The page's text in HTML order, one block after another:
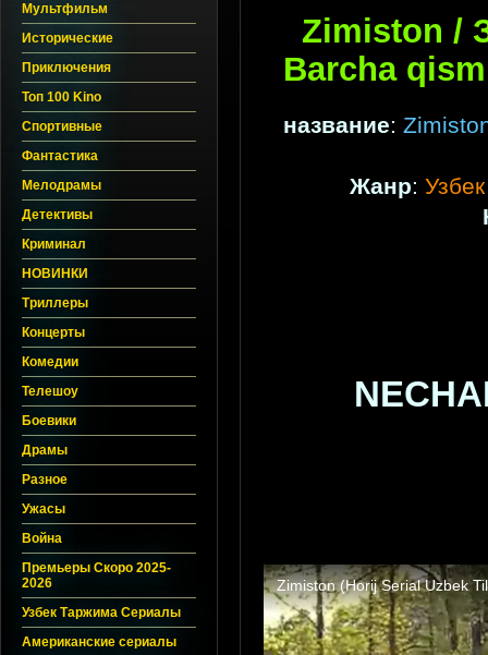
Мультфильм
Исторические
Приключения
Топ 100 Kino
Спортивные
Фантастика
Мелодрамы
Детективы
Криминал
НОВИНКИ
Триллеры
Концерты
Комедии
Телешоу
Боевики
Драмы
Разное
Ужасы
Война
Премьеры Скоро 2025-
2026
Узбек Таржима Сериалы
Американские сериалы
Zimiston /
Barcha
название:
Жанр: